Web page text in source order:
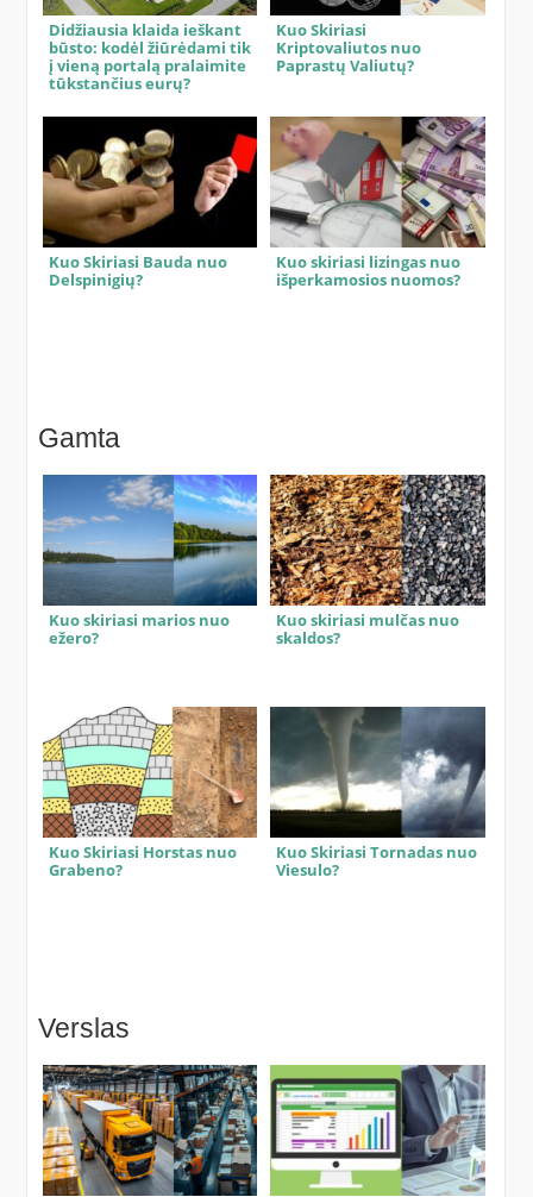
Didžiausia klaida ieškant
būsto: kodėl žiūrėdami tik
į vieną portalą pralaimite
tūkstančius eurų?
Kuo Skiriasi
Kriptovaliutos nuo
Paprastų Valiutų?
Kuo Skiriasi Bauda nuo
Delspinigių?
Kuo skiriasi lizingas nuo
išperkamosios nuomos?
Gamta
Kuo skiriasi marios nuo
ežero?
Kuo skiriasi mulčas nuo
skaldos?
Kuo Skiriasi Horstas nuo
Grabeno?
Kuo Skiriasi Tornadas nuo
Viesulo?
Verslas